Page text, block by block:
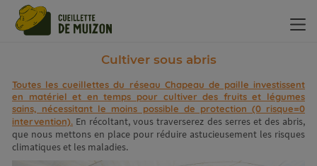
Cultiver sous abris
Toutes les cueillettes du réseau Chapeau de paille investissent
en matériel et en temps pour cultiver des fruits et légumes
sains, nécessitant le moins possible de protection (0 risque=0
intervention). En récoltant, vous traverserez des serres et des abris,
que nous mettons en place pour réduire astucieusement les risques
climatiques et les maladies.
Panneau de gestion des cookies